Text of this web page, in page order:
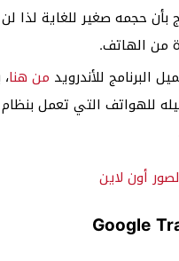
بأن حجمه صغير للغاية لذا
من الهاتف.
البرنامج للأندرويد من هنا
للهواتف التي تعمل
أون لاين